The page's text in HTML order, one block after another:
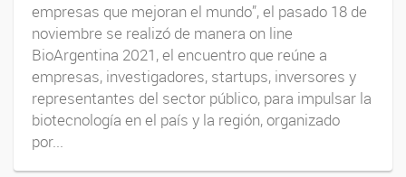
empresas que mejoran el mundo”, el pasado 18 de
noviembre se realizó de manera on line
BioArgentina 2021, el encuentro que reúne a
empresas, investigadores, startups, inversores y
representantes del sector público, para impulsar la
biotecnología en el país y la región, organizado
por...